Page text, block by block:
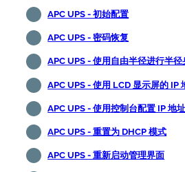
APC UPS - 初始配置
APC UPS - 密码恢复
APC UPS - 使用自由半径进行半径
APC UPS - 使用 LCD 显示屏的 IP
APC UPS - 使用控制台配置 IP 地址
APC UPS - 重置为 DHCP 模式
APC UPS - 重新启动管理界面